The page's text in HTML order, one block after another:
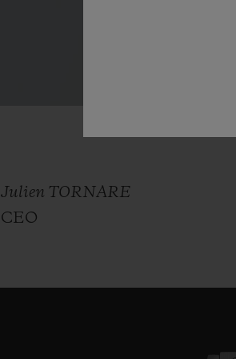
Julien TORNARE
CEO